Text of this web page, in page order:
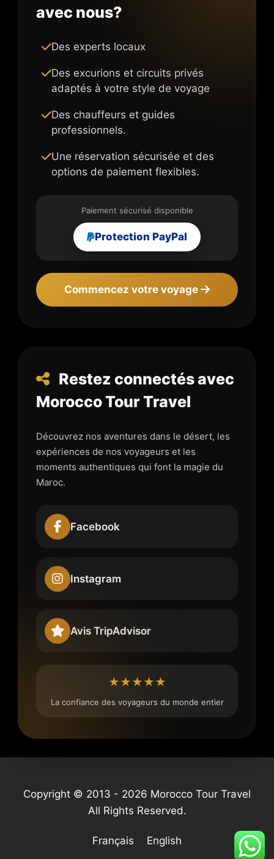
avec nous?
Des experts locaux
Des excurions et circuits privés
adaptés à votre style de voyage
Des chauffeurs et guides
professionnels.
Une réservation sécurisée et des
options de paiement flexibles.
Paiement sécurisé disponible
Protection PayPal
Commencez votre voyage
Restez connectés avec
Morocco Tour Travel
Découvrez nos aventures dans le désert, les
expériences de nos voyageurs et les
moments authentiques qui font la magie du
Maroc.
Facebook
Instagram
Avis TripAdvisor
★★★★★
La confiance des voyageurs du monde entier
Copyright © 2013 - 2026 Morocco Tour Travel
All Rights Reserved.
Français English